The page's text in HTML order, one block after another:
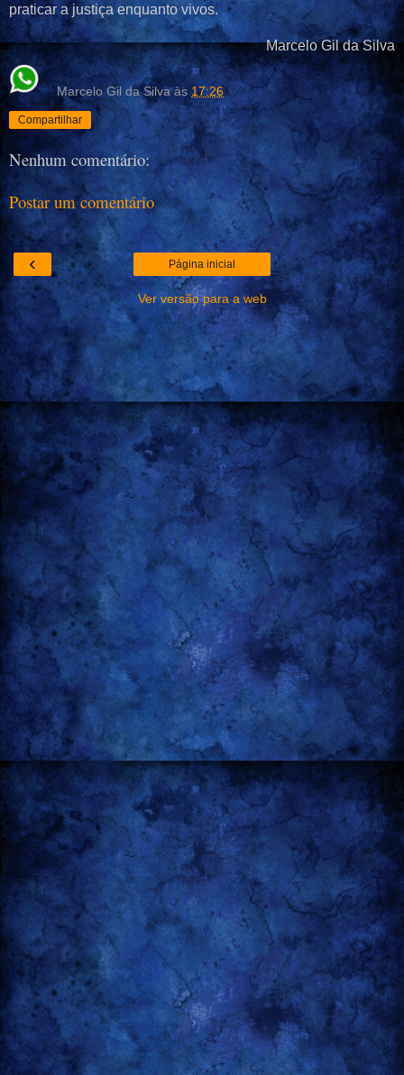
praticar a justiça enquanto vivos.
Marcelo Gil da Silva
Marcelo Gil da Silva às17:26
Compartilhar
Nenhum comentário:
Postar um comentário
‹ Página inicial
Ver versão para a web